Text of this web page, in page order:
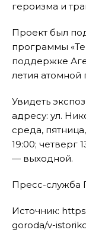
героизма и
Проект был
программы
поддержке
летия
Увидеть
адресу: ул.
среда,
19:00; четверг
— выходной.
Пресс-служба
Источник:
goroda/v-